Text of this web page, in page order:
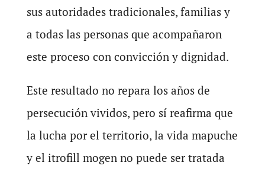
sus autoridades tradicionales, familias y
a todas las personas que acompañaron
este proceso con convicción y dignidad.
Este resultado no repara los años de
persecución vividos, pero sí reafirma que
la lucha por el territorio, la vida mapuche
y el itrofill mogen no puede ser tratada